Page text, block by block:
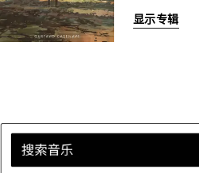
显示专辑